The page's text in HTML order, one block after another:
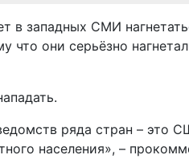
в западных СМИ
что они серьёзно
ряда стран – это
населения», –